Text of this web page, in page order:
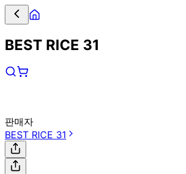
BEST RICE 31
판매자
BEST RICE 31